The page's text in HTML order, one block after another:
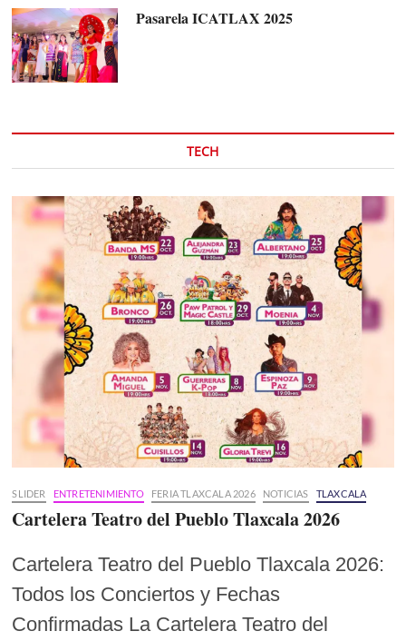
Pasarela ICATLAX 2025
TECH
SLIDER ENTRETENIMIENTO FERIA TLAXCALA 2026 NOTICIAS TLAXCALA
Cartelera Teatro del Pueblo Tlaxcala 2026
Cartelera Teatro del Pueblo Tlaxcala 2026:
Todos los Conciertos y Fechas
Confirmadas La Cartelera Teatro del